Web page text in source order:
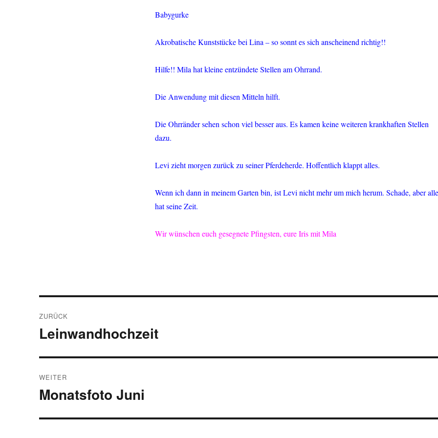
Babygurke
Akrobatische Kunststücke bei Lina – so sonnt es sich anscheinend richtig!!
Hilfe!! Mila hat kleine entzündete Stellen am Ohrrand.
Die Anwendung mit diesen Mitteln hilft.
Die Ohrränder sehen schon viel besser aus. Es kamen keine weiteren krankhaften Stellen
dazu.
Levi zieht morgen zurück zu seiner Pferdeherde. Hoffentlich klappt alles.
Wenn ich dann in meinem Garten bin, ist Levi nicht mehr um mich herum. Schade, aber
hat seine Zeit.
Wir wünschen euch gesegnete Pfingsten, eure Iris mit Mila
ZURÜCK
Vorheriger
Leinwandhochzeit
WEITER
Nächster
Monatsfoto Juni